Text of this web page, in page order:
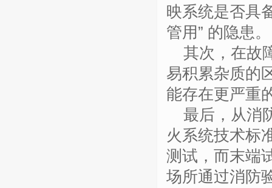
映系统是否具
管用” 的隐患。
其次，在故
易积累杂质的
能存在更严重
最后，从消
火系统技术标
测试，而末端
场所通过消防